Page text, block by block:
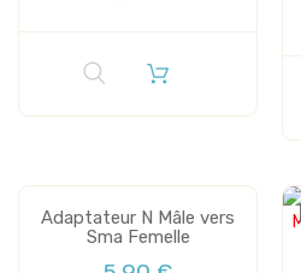
Adaptateur N Mâle vers
Sma Femelle